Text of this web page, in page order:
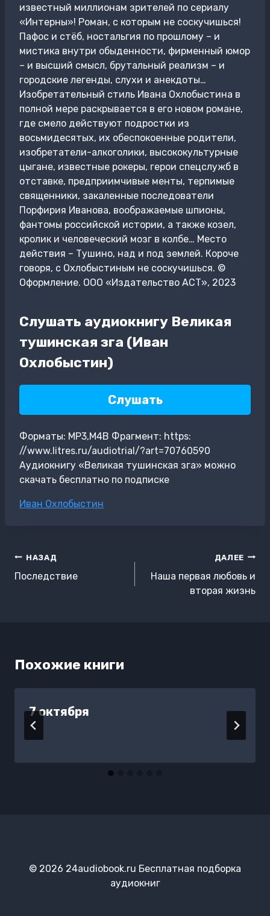
известный миллионам зрителей по сериалу
«Интерны»! Роман, с которым не соскучишься!
Пафос и стёб, ностальгия по прошлому – и
мистика внутри обыденности, фирменный юмор
– и высший смысл, брутальный реализм – и
городские легенды, слухи и анекдоты…
Изобретательный стиль Ивана Охлобыстина в
полной мере раскрывается в его новом романе,
где смело действуют подростки из
восьмидесятых, их обеспокоенные родители,
изобретатели-алкоголики, высококультурные
цыгане, известные рокеры, герои спецслужб в
отставке, предприимчивые менты, терпимые
священники, закаленные последователи
Порфирия Иванова, воображаемые шпионы,
фантомы российской истории, а также козел,
кролик и человеческий мозг в колбе… Место
действия – Тушино, над и под землей. Короче
говоря, с Охлобыстиным не соскучишься. ©
Оформление. ООО «Издательство АСТ», 2023
Слушать аудиокнигу Великая
тушинская зга (Иван
Охлобыстин)
Слушать
Форматы: MP3,M4B Фрагмент: https:
//www.litres.ru/audiotrial/?art=70760590
Аудиокнигу «Великая тушинская зга» можно
скачать бесплатно по подписке
Метки
Иван Охлобыстин
Навигация
по
НАЗАД
Последствие
ДАЛЕЕ
Наша первая любовь и
вторая жизнь
Похожие книги
7 октября
© 2026 24audiobook.ru Бесплатная подборка
аудиокниг